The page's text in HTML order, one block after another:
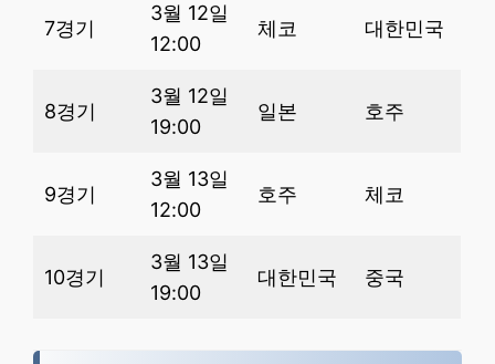
7경기
3월 12일
12:00
체코 대한민국
8경기
3월 12일
19:00
일본 호주
9경기
3월 13일
12:00
호주 체코
10경기
3월 13일
19:00
대한민국 중국